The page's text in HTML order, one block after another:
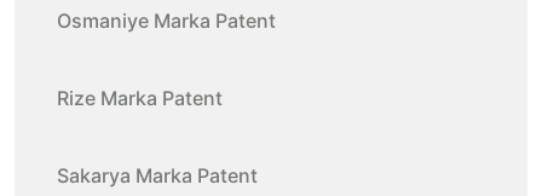
Osmaniye Marka Patent
Rize Marka Patent
Sakarya Marka Patent